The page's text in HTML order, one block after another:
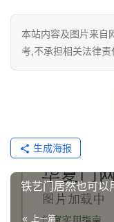
系
们
本站内容及图片来自
考,不承担相关法律
生成海报
铁艺门居然也可以
上一篇